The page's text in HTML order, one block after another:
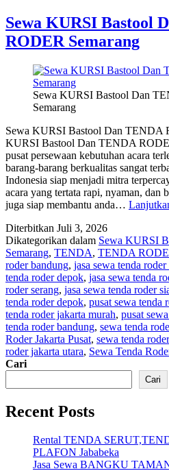
Sewa KURSI Bastool
RODER Semarang
Sewa KURSI Bastool Dan
Semarang
Sewa KURSI Bastool Dan TENDA
KURSI Bastool Dan TENDA
pusat persewaan kebutuhan acara
barang-barang berkualitas sangat
Indonesia siap menjadi mitra
acara yang tertata rapi, nyaman, dan
juga siap membantu anda…
Diterbitkan Juli 3, 2026
Dikategorikan dalam Sewa KURSI
Semarang, TENDA, TENDA
roder bandung, jasa sewa tenda
tenda roder depok, jasa sewa tenda
roder serang, jasa sewa tenda roder
tenda roder depok, pusat sewa tenda
tenda roder jakarta murah, pusat
tenda roder bandung, sewa tenda
Roder Jakarta Pusat, sewa tenda
roder jakarta utara, Sewa Tenda
Cari
Cari
Recent Posts
Rental TENDA
PLAFON Jababeka
Jasa Sewa BANGKU